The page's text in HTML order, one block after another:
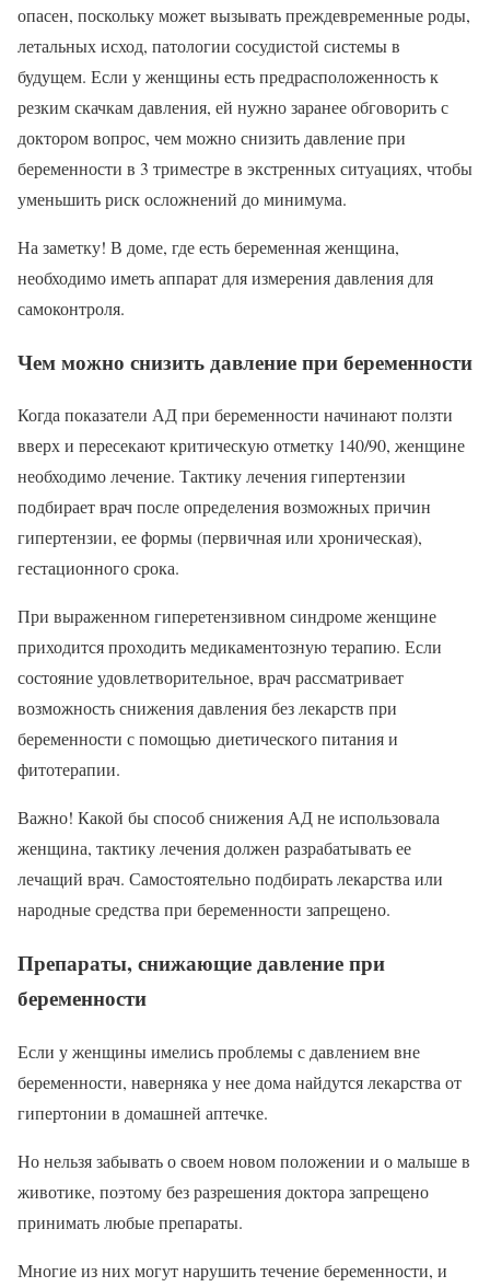
опасен, поскольку может вызывать преждевременные роды,
летальных исход, патологии сосудистой системы в
будущем. Если у женщины есть предрасположенность к
резким скачкам давления, ей нужно заранее обговорить с
доктором вопрос, чем можно снизить давление при
беременности в 3 триместре в экстренных ситуациях, чтобы
уменьшить риск осложнений до минимума.
На заметку! В доме, где есть беременная женщина,
необходимо иметь аппарат для измерения давления для
самоконтроля.
Чем можно снизить давление при беременности
Когда показатели АД при беременности начинают ползти
вверх и пересекают критическую отметку 140/90, женщине
необходимо лечение. Тактику лечения гипертензии
подбирает врач после определения возможных причин
гипертензии, ее формы (первичная или хроническая),
гестационного срока.
При выраженном гиперетензивном синдроме женщине
приходится проходить медикаментозную терапию. Если
состояние удовлетворительное, врач рассматривает
возможность снижения давления без лекарств при
беременности с помощью диетического питания и
фитотерапии.
Важно! Какой бы способ снижения АД не использовала
женщина, тактику лечения должен разрабатывать ее
лечащий врач. Самостоятельно подбирать лекарства или
народные средства при беременности запрещено.
Препараты, снижающие давление при
беременности
Если у женщины имелись проблемы с давлением вне
беременности, наверняка у нее дома найдутся лекарства от
гипертонии в домашней аптечке.
Но нельзя забывать о своем новом положении и о малыше в
животике, поэтому без разрешения доктора запрещено
принимать любые препараты.
Многие из них могут нарушить течение беременности, и